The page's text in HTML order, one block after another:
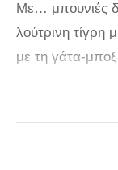
Με… μπουνιές
λούτρινη τίγρη
με τη γάτα-